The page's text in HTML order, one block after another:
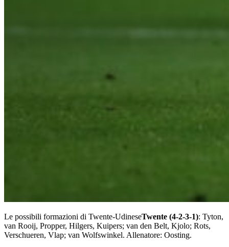
Le possibili formazioni di Twente-UdineseTwente (4-2-3-1): Tyton,
van Rooij, Propper, Hilgers, Kuipers; van den Belt, Kjolo; Rots,
Verschueren, Vlap; van Wolfswinkel. Allenatore: Oosting.